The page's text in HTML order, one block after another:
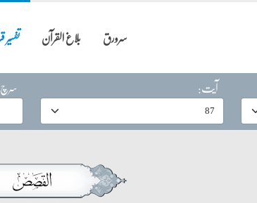
سرورق بلاغ القرآن
آیت: